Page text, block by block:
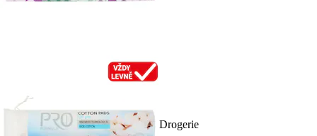
Drogerie